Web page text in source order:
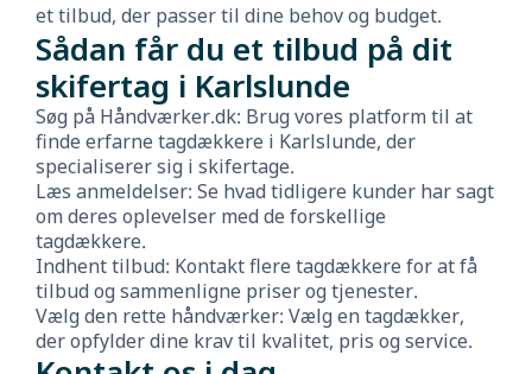
et tilbud, der passer til dine behov og budget.
Sådan får du et tilbud på dit
skifertag i Karlslunde
Søg på Håndværker.dk: Brug vores platform til at
finde erfarne tagdækkere i Karlslunde, der
specialiserer sig i skifertage.
Læs anmeldelser: Se hvad tidligere kunder har sagt
om deres oplevelser med de forskellige
tagdækkere.
Indhent tilbud: Kontakt flere tagdækkere for at få
tilbud og sammenligne priser og tjenester.
Vælg den rette håndværker: Vælg en tagdækker,
der opfylder dine krav til kvalitet, pris og service.